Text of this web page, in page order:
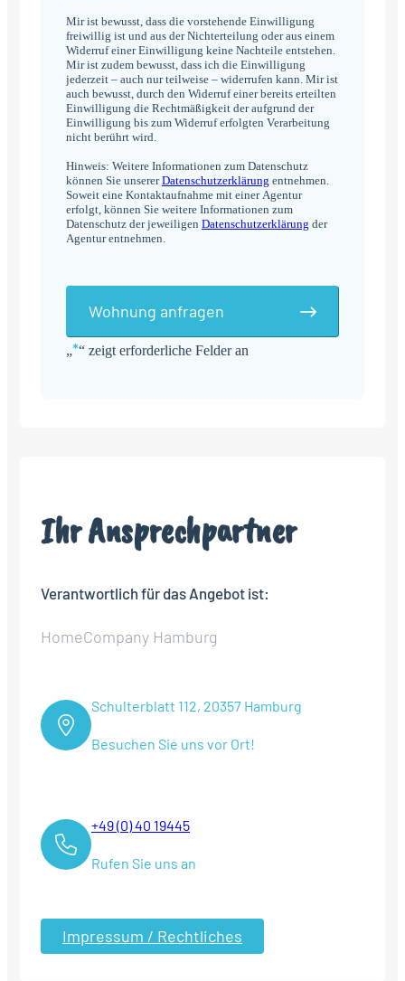
„*“ zeigt erforderliche Felder an
Mir ist bewusst, dass die vorstehende Einwilligung
freiwillig ist und aus der Nichterteilung oder aus einem
Widerruf einer Einwilligung keine Nachteile entstehen.
Mir ist zudem bewusst, dass ich die Einwilligung
jederzeit – auch nur teilweise – widerrufen kann. Mir ist
auch bewusst, durch den Widerruf einer bereits erteilten
Einwilligung die Rechtmäßigkeit der aufgrund der
Einwilligung bis zum Widerruf erfolgten Verarbeitung
nicht berührt wird.
Hinweis: Weitere Informationen zum Datenschutz
können Sie unsererDatenschutzerklärung entnehmen.
Soweit eine Kontaktaufnahme mit einer Agentur
erfolgt, können Sie weitere Informationen zum
Datenschutz der jeweiligen Datenschutzerklärung der
Agentur entnehmen.
Wohnung anfragen
Ihr Ansprechpartner
Verantwortlich für das Angebot ist:
HomeCompany Hamburg
Schulterblatt 112, 20357 Hamburg
Besuchen Sie uns vor Ort!
+49 (0) 40 19445
Rufen Sie uns an
Impressum / Rechtliches